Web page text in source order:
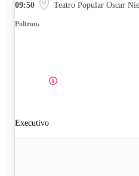
09:50 Teatro Popular Oscar
Poltrona
Executivo